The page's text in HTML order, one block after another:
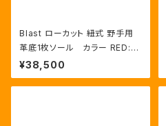
Blast ローカット 紐式 野手用
革底1枚ソール カラー RED:G
LD/WHT
¥38,500